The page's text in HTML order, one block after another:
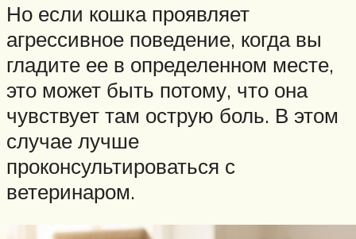
Но если кошка проявляет
агрессивное поведение, когда вы
гладите ее в определенном месте,
это может быть потому, что она
чувствует там острую боль. В этом
случае лучше
проконсультироваться с
ветеринаром.